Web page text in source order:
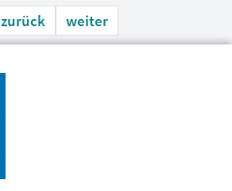
zurück weiter